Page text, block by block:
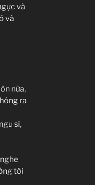
và
và
nữa,
ra
si,
tới